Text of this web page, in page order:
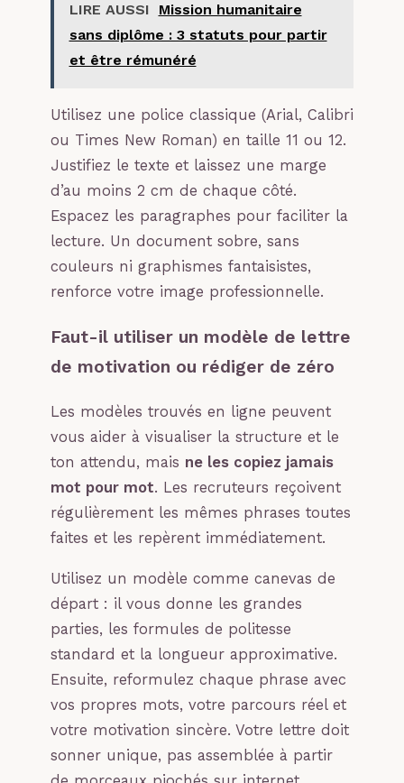
LIRE AUSSI
Mission humanitaire
sans diplôme : 3 statuts pour partir
et être rémunéré
Utilisez une police classique (Arial, Calibri
ou Times New Roman) en taille 11 ou 12.
Justifiez le texte et laissez une marge
d’au moins 2 cm de chaque côté.
Espacez les paragraphes pour faciliter la
lecture. Un document sobre, sans
couleurs ni graphismes fantaisistes,
renforce votre image professionnelle.
Faut-il utiliser un modèle de lettre
de motivation ou rédiger de zéro
Les modèles trouvés en ligne peuvent
vous aider à visualiser la structure et le
ton attendu, mais ne les copiez jamais
mot pour mot. Les recruteurs reçoivent
régulièrement les mêmes phrases toutes
faites et les repèrent immédiatement.
Utilisez un modèle comme canevas de
départ : il vous donne les grandes
parties, les formules de politesse
standard et la longueur approximative.
Ensuite, reformulez chaque phrase avec
vos propres mots, votre parcours réel et
votre motivation sincère. Votre lettre doit
sonner unique, pas assemblée à partir